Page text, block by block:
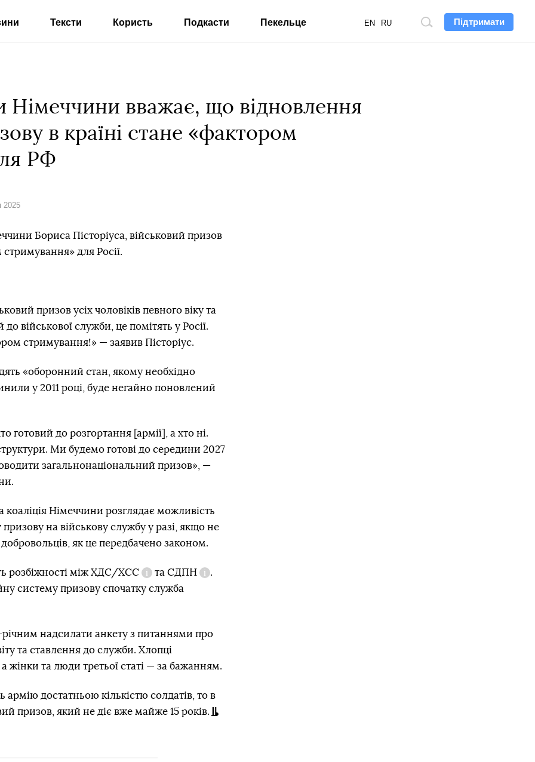
Підтримати
Пошук
EN RU
Тексти Користь Подкасти Пекельце
Німеччини вважає, що відновлення
в країні стане «фактором
РФ
2025
Бориса Пісторіуса, військовий призов
для Росії.
призов усіх чоловіків певного віку та
військової служби, це помітять у Росії.
стримування!» — заявив Пісторіус.
«оборонний стан, якому необхідно
у 2011 році, буде негайно поновлений
готовий до розгортання [армії], а хто ні.
Ми будемо готові до середини 2027
загальнонаціональний призов», —
коаліція Німеччини розглядає можливість
на військову службу у разі, якщо не
добровольців, як це передбачено законом.
розбіжності між ХДС/ХСС
Довідка
та СДПН
Довідка
.
систему призову спочатку служба
річним надсилати анкету з питаннями про
та ставлення до служби. Хлопці
жінки та люди третьої статі — за бажанням.
армію достатньою кількістю солдатів, то в
призов, який не діє вже майже 15 років.